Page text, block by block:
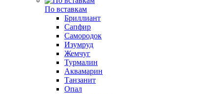
По вставкам
Бриллиант
Сапфир
Самородок
Изумруд
Жемчуг
Турмалин
Аквамарин
Танзанит
Опал